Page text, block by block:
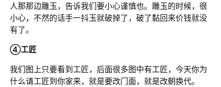
人那那边雕玉，告诉我们要小心谨慎也。雕玉的时候，很
小心，不然的话手一抖玉就破掉了，破了黏回来价钱就没
有了。
④工匠
我们图上只要看到工匠，后面很多图中有工匠，今天你为
什么请工匠到你家来，就是要改门面，就是改朝换代。